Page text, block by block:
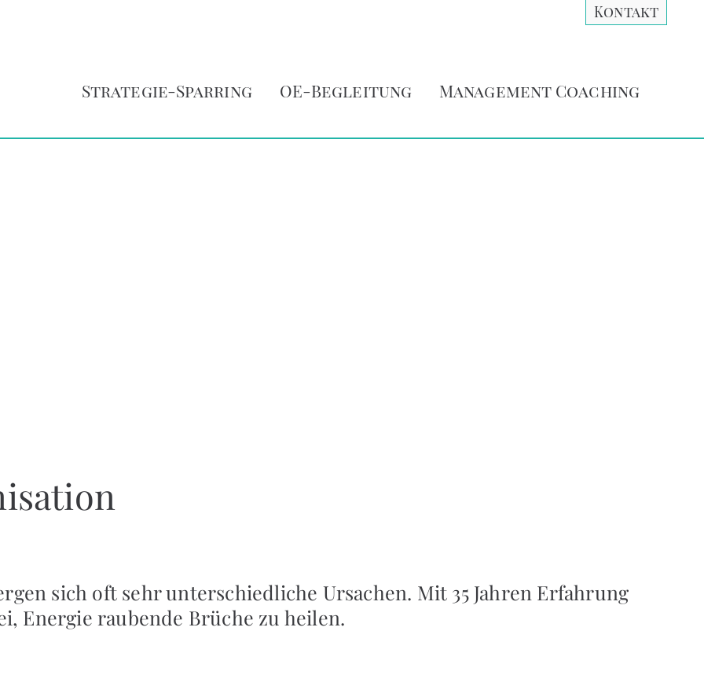
Kontakt
Strategie-Sparring OE-Begleitung Management Coaching
sich oft sehr unterschiedliche Ursachen. Mit 35 Jahren Erfahrung
Energie raubende Brüche zu heilen.